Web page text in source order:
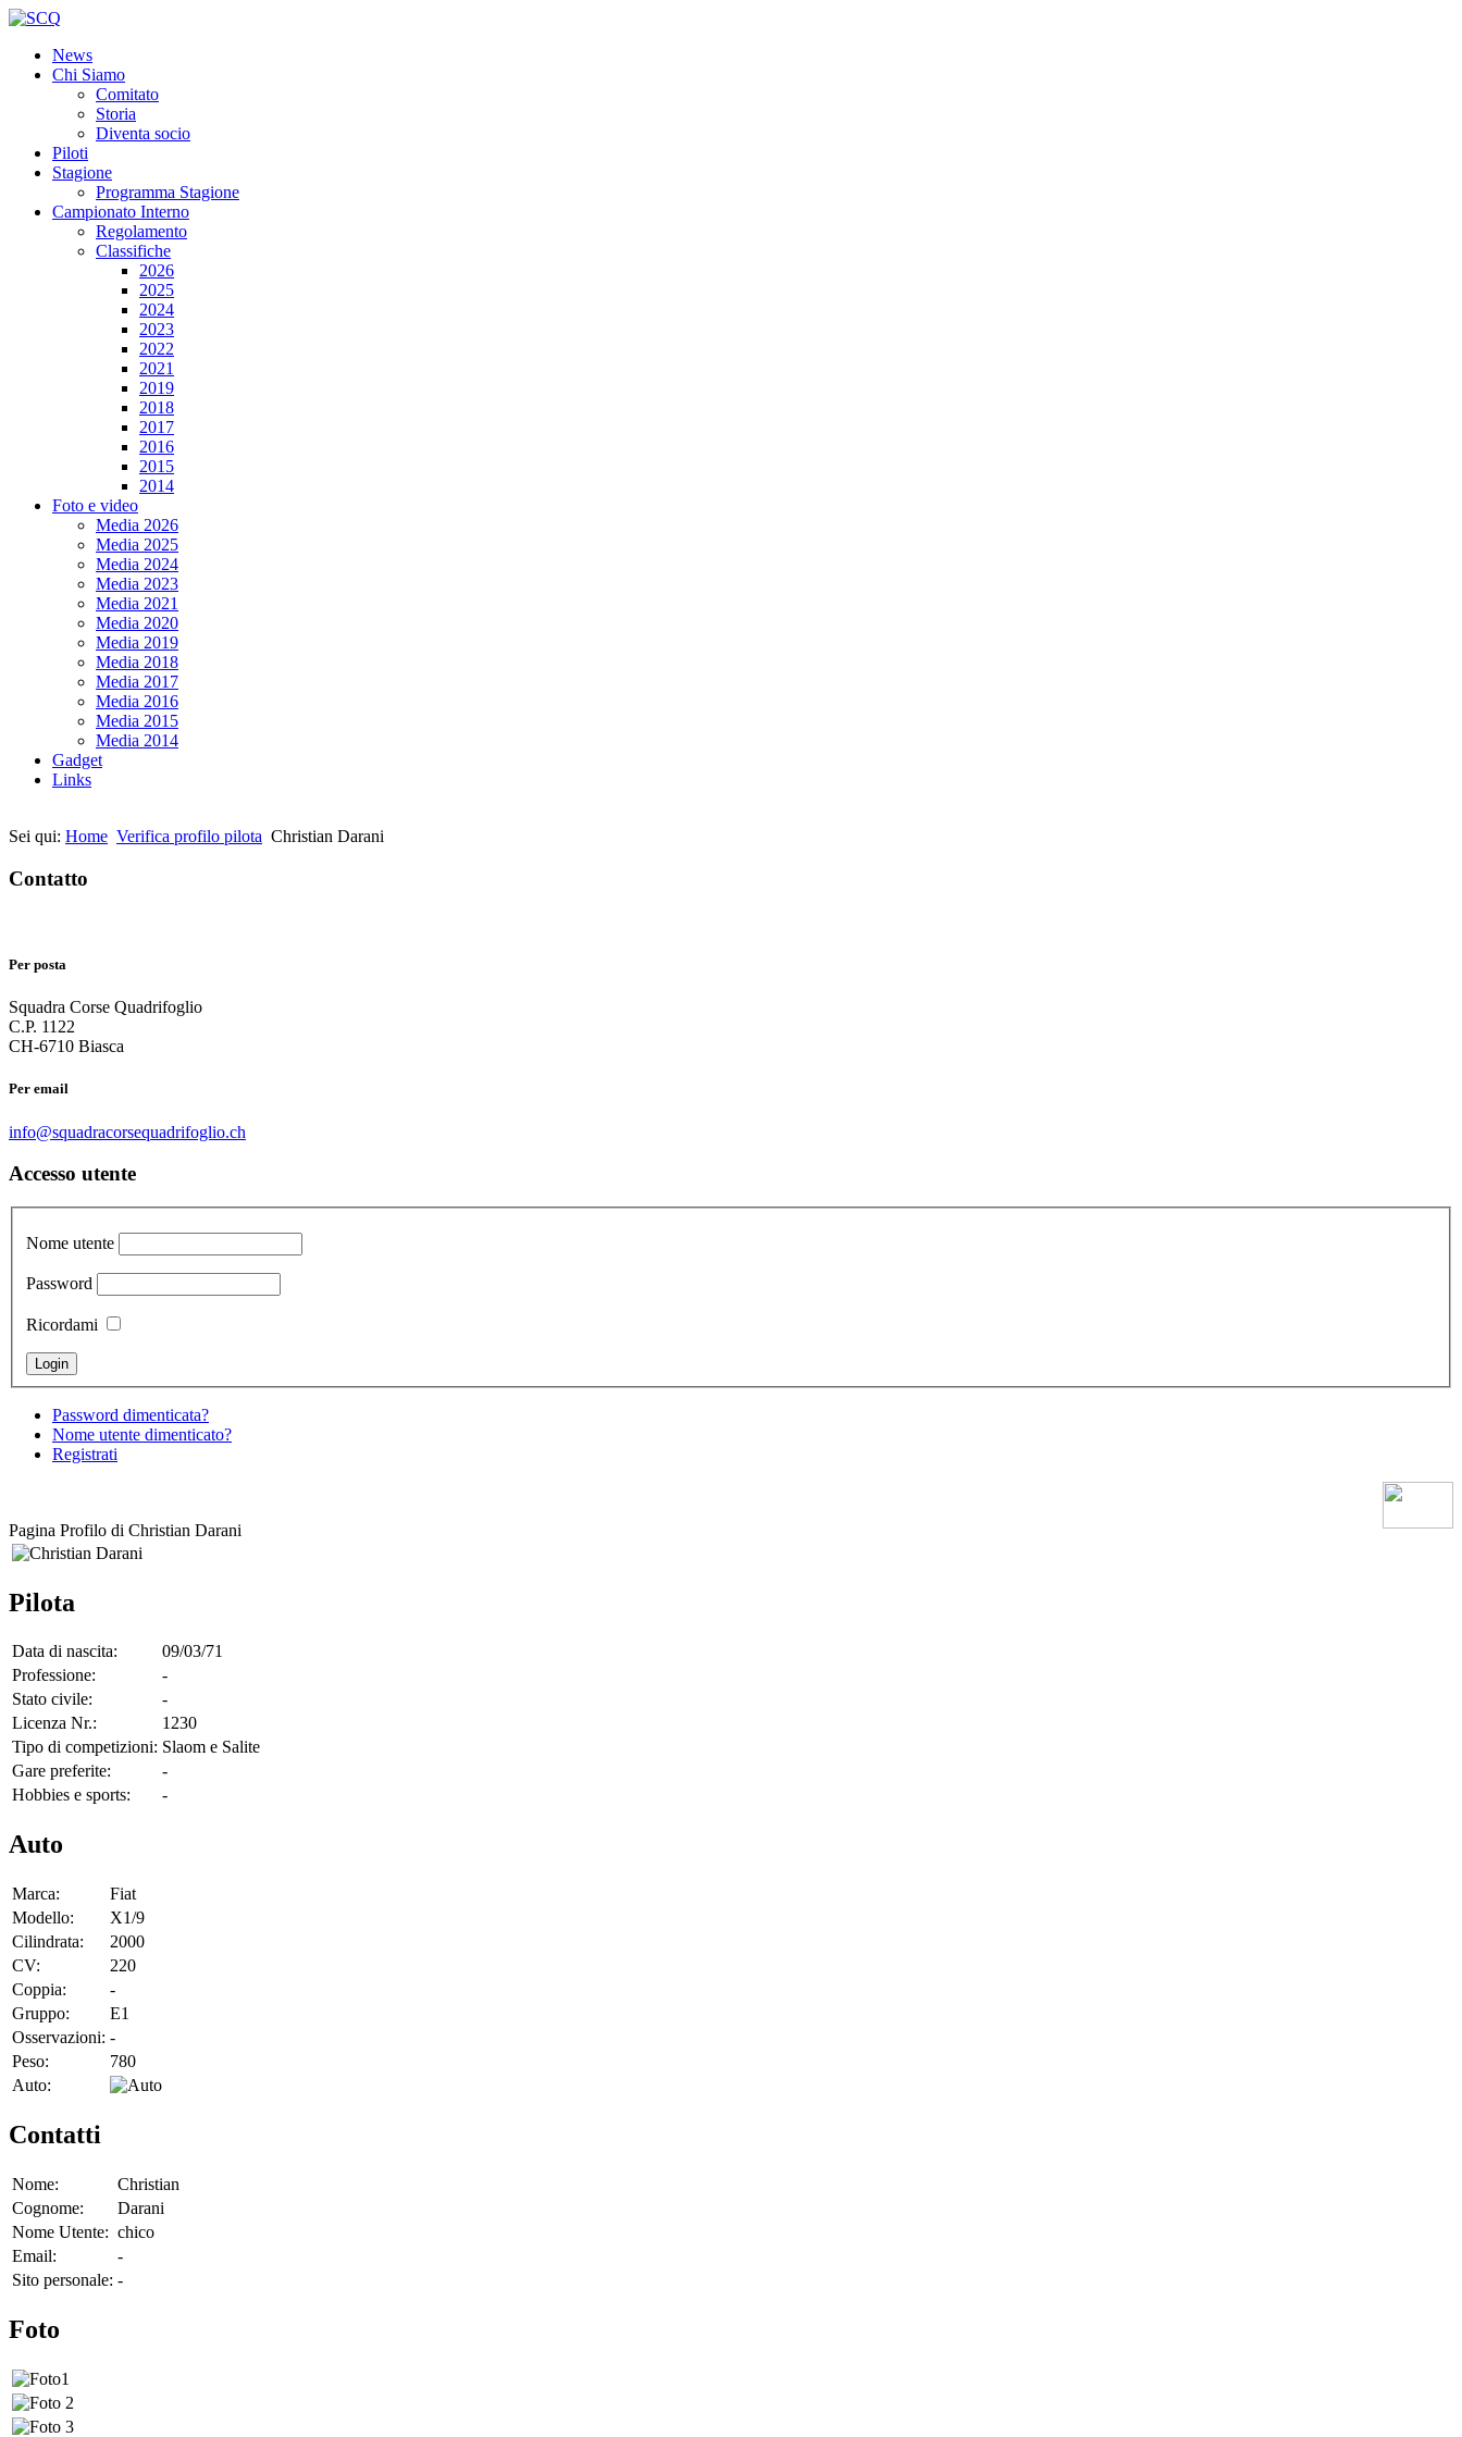
News
Chi Siamo
Comitato
Storia
Diventa socio
Piloti
Stagione
Programma Stagione
Campionato Interno
Regolamento
Classifiche
2026
2025
2024
2023
2022
2021
2019
2018
2017
2016
2015
2014
Foto e video
Media 2026
Media 2025
Media 2024
Media 2023
Media 2021
Media 2020
Media 2019
Media 2018
Media 2017
Media 2016
Media 2015
Media 2014
Gadget
Links
Sei qui: Home Verifica profilo pilota Christian Darani
Contatto
Per posta
Squadra Corse Quadrifoglio
C.P. 1122
CH-6710 Biasca
Per email
info@squadracorsequadrifoglio.ch
Accesso utente
Nome utente
Password
Ricordami
Password dimenticata?
Nome utente dimenticato?
Registrati
Pagina Profilo di Christian Darani
Pilota
Data di nascita:
09/03/71
Professione:
-
Stato civile:
-
Licenza Nr.:
1230
Tipo di competizioni: Slaom e Salite
Gare preferite:
-
Hobbies e sports:
-
Auto
Marca:
Fiat
Modello:
X1/9
Cilindrata:
2000
CV:
220
Coppia:
-
Gruppo:
E1
Osservazioni: -
Peso:
780
Auto:
Contatti
Nome:
Christian
Cognome:
Darani
Nome Utente: chico
Email:
-
Sito personale: -
Foto